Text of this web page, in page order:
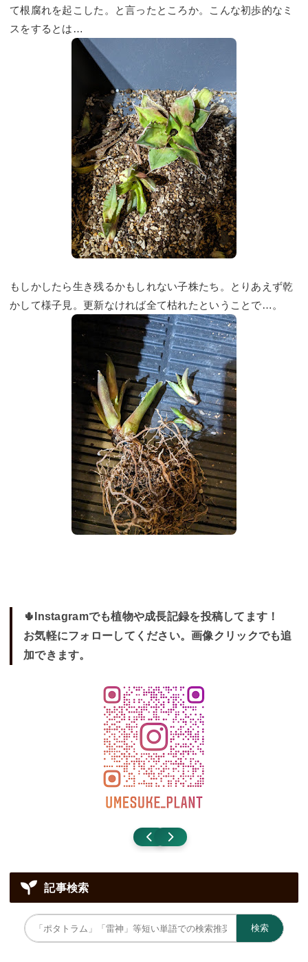
て根腐れを起こした。と言ったところか。こんな初歩的なミ
スをするとは…
もしかしたら生き残るかもしれない子株たち。とりあえず乾
かして様子見。更新なければ全て枯れたということで…。
🌵Instagramでも植物や成長記録を投稿してます！
お気軽にフォローしてください。画像クリックでも追
加できます。
記事検索
検索